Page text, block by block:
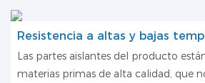
Resistencia a altas y bajas
Las partes aislantes del producto
materias primas de alta calidad, que